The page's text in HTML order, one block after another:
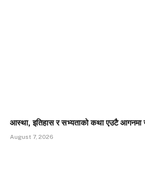
आस्था, इतिहास र सभ्यताको कथा एउटै आगनमा
August 7, 2026